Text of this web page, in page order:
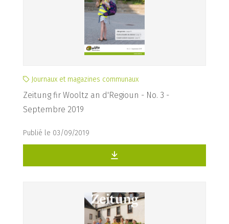
Journaux et magazines communaux
Zeitung fir Wooltz an d'Regioun - No. 3 -
Septembre 2019
Publié le 03/09/2019